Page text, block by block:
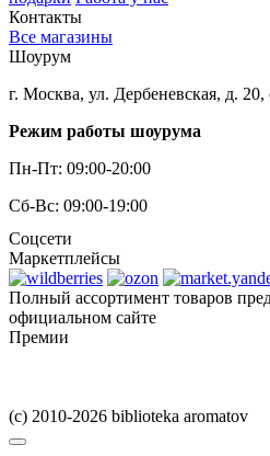
Контакты
Все магазины
Шоурум
г. Москва, ул. Дербеневская, д. 20,
Режим работы шоурума
Пн-Пт: 09:00-20:00
Сб-Вс: 09:00-19:00
Соцсети
Маркетплейсы
Полный ассортимент товаров
официальном сайте
Премии
(c) 2010-2026 biblioteka aromatov